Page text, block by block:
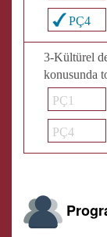
PÇ4
3-Kültürel
konusunda
PÇ1
PÇ4